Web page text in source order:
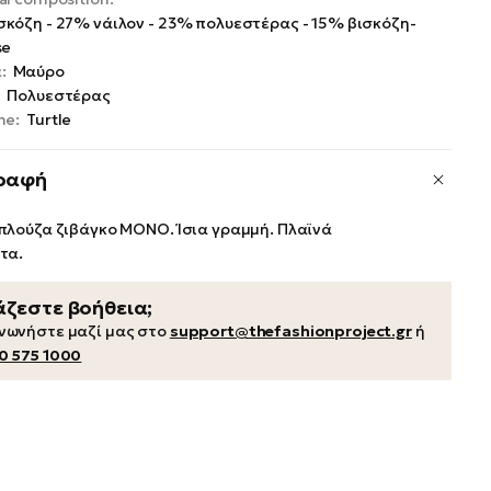
- 27% νάιλον - 23% πολυεστέρας - 15% βισκόζη-
Μαύρο
Πολυεστέρας
Turtle
ζιβάγκο ΜΟΝΟ. Ίσια γραμμή. Πλαϊνά
βοήθεια;
μαζί μας στο support@thefashionproject.grή
575 1000